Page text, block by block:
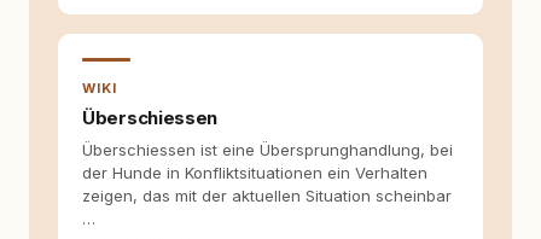
Hund versteht, trifft bessere Entscheidungen –
für ein Zusammenleben, das beiden guttut.
WIKI
Überschiessen
Überschiessen ist eine Übersprunghandlung, bei
der Hunde in Konfliktsituationen ein Verhalten
zeigen, das mit der aktuellen Situation scheinbar
…